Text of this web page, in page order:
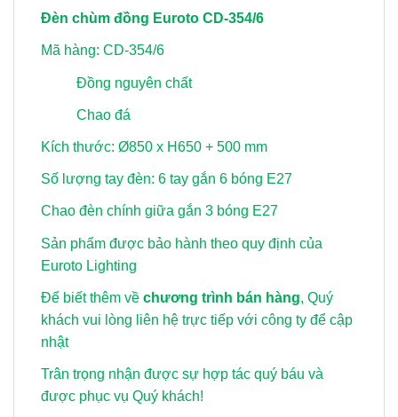
Đèn chùm đồng Euroto CD-354/6
Mã hàng: CD-354/6
Đồng nguyên chất
Chao đá
Kích thước: Ø850 x H650 + 500 mm
Số lượng tay đèn: 6 tay gắn 6 bóng E27
Chao đèn chính giữa gắn 3 bóng E27
Sản phẩm được bảo hành theo quy định của
Euroto Lighting
Để biết thêm về chương trình bán hàng, Quý
khách vui lòng liên hệ trực tiếp với công ty để cập
nhật
Trân trọng nhận được sự hợp tác quý báu và
được phục vụ Quý khách!